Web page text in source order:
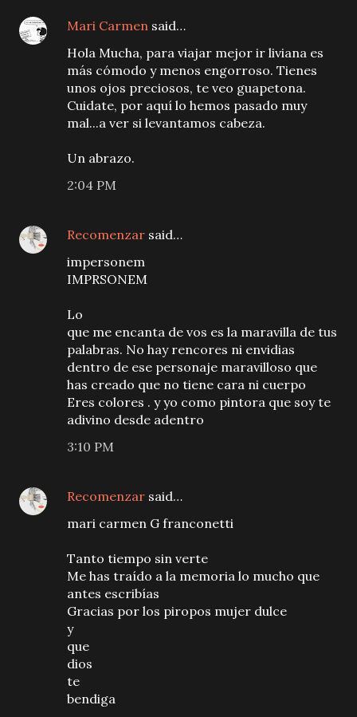
Mari Carmen said…
Hola Mucha, para viajar mejor ir liviana es
más cómodo y menos engorroso. Tienes
unos ojos preciosos, te veo guapetona.
Cuidate, por aquí lo hemos pasado muy
mal...a ver si levantamos cabeza.
Un abrazo.
2:04 PM
Recomenzar said…
impersonem
IMPRSONEM
Lo
que me encanta de vos es la maravilla de tus
palabras. No hay rencores ni envidias
dentro de ese personaje maravilloso que
has creado que no tiene cara ni cuerpo
Eres colores . y yo como pintora que soy te
adivino desde adentro
3:10 PM
Recomenzar said…
mari carmen G franconetti
Tanto tiempo sin verte
Me has traído a la memoria lo mucho que
antes escribías
Gracias por los piropos mujer dulce
y
que
dios
te
bendiga